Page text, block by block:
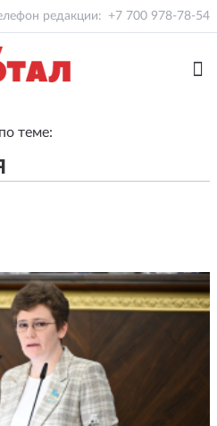
редакции: +7 700 978-78-54
теме: